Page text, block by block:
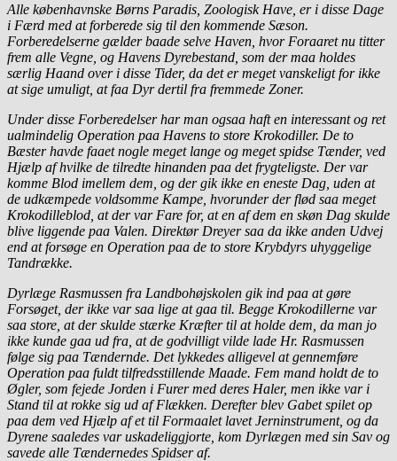
Alle københavnske Børns Paradis, Zoologisk Have, er i disse Dage
i Færd med at forberede sig til den kommende Sæson.
Forberedelserne gælder baade selve Haven, hvor Foraaret nu titter
frem alle Vegne, og Havens Dyrebestand, som der maa holdes
særlig Haand over i disse Tider, da det er meget vanskeligt for ikke
at sige umuligt, at faa Dyr dertil fra fremmede Zoner.
Under disse Forberedelser har man ogsaa haft en interessant og ret
ualmindelig Operation paa Havens to store Krokodiller. De to
Bæster havde faaet nogle meget lange og meget spidse Tænder, ved
Hjælp af hvilke de tilredte hinanden paa det frygteligste. Der var
komme Blod imellem dem, og der gik ikke en eneste Dag, uden at
de udkæmpede voldsomme Kampe, hvorunder der flød saa meget
Krokodilleblod, at der var Fare for, at en af dem en skøn Dag skulde
blive liggende paa Valen. Direktør Dreyer saa da ikke anden Udvej
end at forsøge en Operation paa de to store Krybdyrs uhyggelige
Tandrække.
Dyrlæge Rasmussen fra Landbohøjskolen gik ind paa at gøre
Forsøget, der ikke var saa lige at gaa til. Begge Krokodillerne var
saa store, at der skulde stærke Kræfter til at holde dem, da man jo
ikke kunde gaa ud fra, at de godvilligt vilde lade Hr. Rasmussen
følge sig paa Tændernde. Det lykkedes alligevel at gennemføre
Operation paa fuldt tilfredsstillende Maade. Fem mand holdt de to
Øgler, som fejede Jorden i Furer med deres Haler, men ikke var i
Stand til at rokke sig ud af Flækken. Derefter blev Gabet spilet op
paa dem ved Hjælp af et til Formaalet lavet Jerninstrument, og da
Dyrene saaledes var uskadeliggjorte, kom Dyrlægen med sin Sav og
savede alle Tændernedes Spidser af.